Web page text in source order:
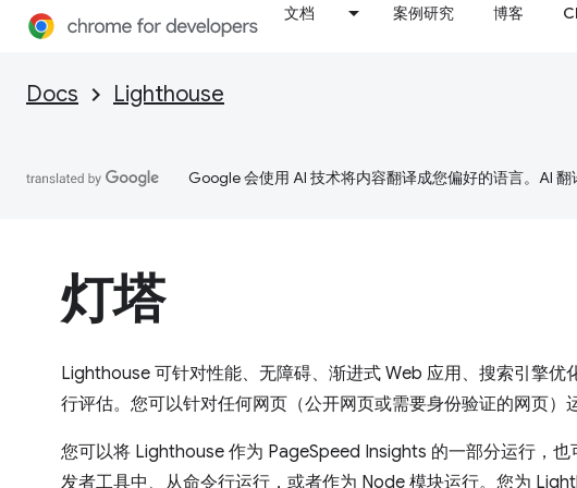
文档 案例研究 博客
Docs Lighthouse
Google 会使用 AI 技术将内容翻译成您偏好的语言。AI 翻
灯塔
Lighthouse 可针对性能、无障碍、渐进式 Web 应用、搜索引擎优
行评估。您可以针对任何网页（公开网页或需要身份验证的网页）
您可以将 Lighthouse 作为 PageSpeed Insights 的一部分运行，
发者工具中、从命令行运行，或者作为 Node 模块运行。您为